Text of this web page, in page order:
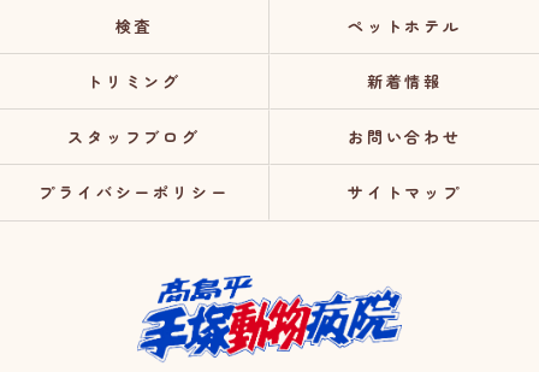
検査 ペットホテル
トリミング 新着情報
スタッフブログ お問い合わせ
プライバシーポリシー サイトマップ